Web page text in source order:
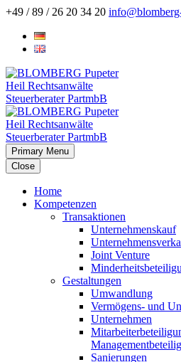
+49 / 89 / 26 20 34 20
Primary Menu
Close
Home
Kompetenzen
Transaktionen
Unternehmenskauf
Joint Venture
Gestaltungen
Umwandlung
Vermögens- und
Unternehmen
Sanierungen